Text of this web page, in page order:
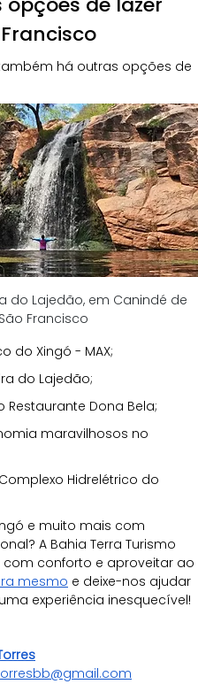
há outras opções de
do Lajedão, em Canindé de
São Francisco
do Xingó - MAX;
do Lajedão;
Dona Bela;
maravilhosos no
Hidrelétrico do
e muito mais com
A Bahia Terra Turismo
conforto e aproveitar ao
mesmo e deixe-nos ajudar
experiência inesquecível!